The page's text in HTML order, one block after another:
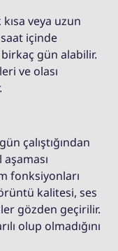
veya uzun
içinde
gün alabilir.
ve olası
çalıştığından
fonksiyonları
kalitesi, ses
gözden geçirilir.
olup olmadığını